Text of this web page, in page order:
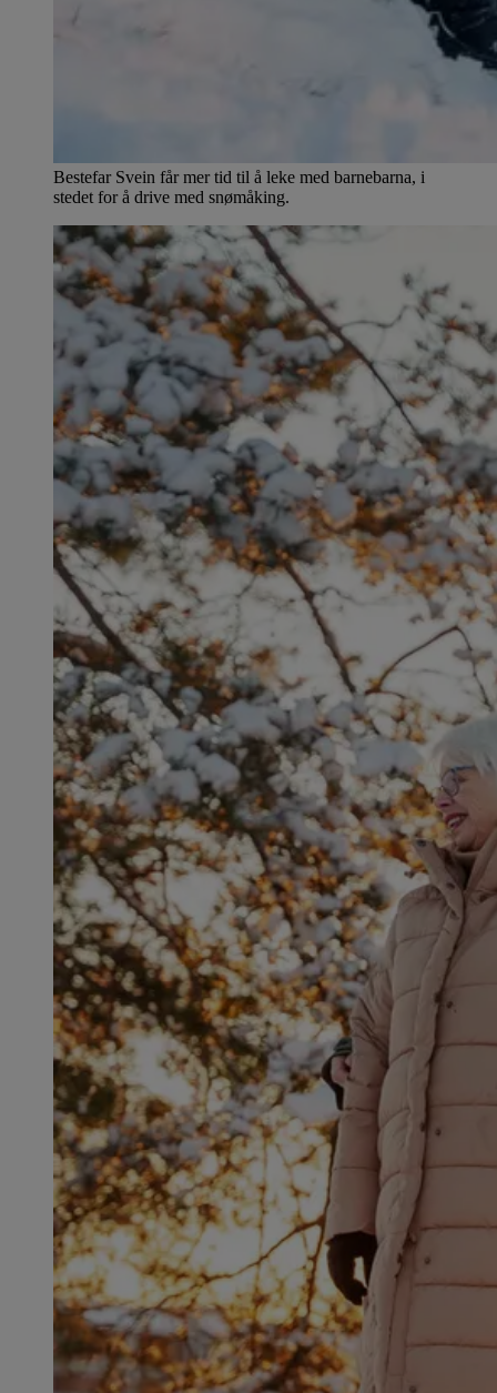
Bestefar Svein får mer tid til å leke med barnebarna, i
stedet for å drive med snømåking.